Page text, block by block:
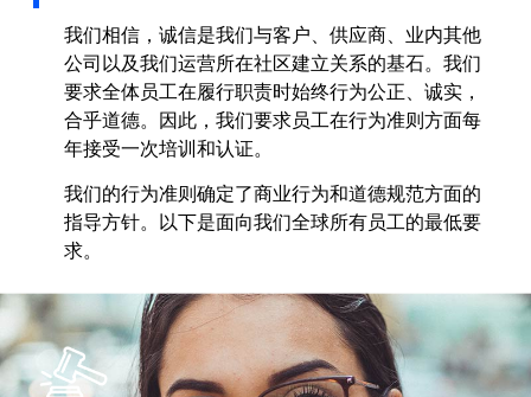
我们相信，诚信是我们与客户、供应商、业内其他
公司以及我们运营所在社区建立关系的基石。我们
要求全体员工在履行职责时始终行为公正、诚实，
合乎道德。因此，我们要求员工在行为准则方面每
年接受一次培训和认证。
我们的行为准则确定了商业行为和道德规范方面的
指导方针。以下是面向我们全球所有员工的最低要
求。